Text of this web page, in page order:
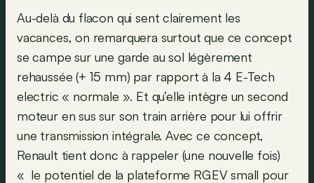
Au-delà du flacon qui sent clairement les
vacances, on remarquera surtout que ce concept
se campe sur une garde au sol légèrement
rehaussée (+ 15 mm) par rapport à la 4 E-Tech
electric « normale ». Et qu’elle intègre un second
moteur en sus sur son train arrière pour lui offrir
une transmission intégrale. Avec ce concept,
Renault tient donc à rappeler (une nouvelle fois)
« le potentiel de la plateforme RGEV small pour